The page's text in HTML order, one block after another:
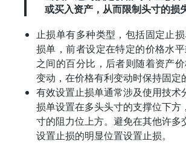
或买入资产，从而限制头寸的损
止损单有多种类型，包括固定止
损单，前者设定在特定的价格水
之间的百分比，后者则随着资产
变动，在价格有利变动时保持固定
有效设置止损单通常涉及使用技术
损单设置在多头头寸的支撑位下方
寸的阻力位上方。避免在其他许多
设置止损的明显位置设置止损。